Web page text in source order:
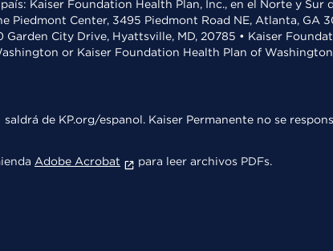
Kaiser Foundation Health Plan, Inc., en el Norte y
Piedmont Center, 3495 Piedmont Road NE, Atlanta,
City Drive, Hyattsville, MD, 20785 • Kaiser
or Kaiser Foundation Health Plan of
saldrá de KP.org/espanol. Kaiser Permanente no se
Adobe Acrobat para leer archivos PDFs.